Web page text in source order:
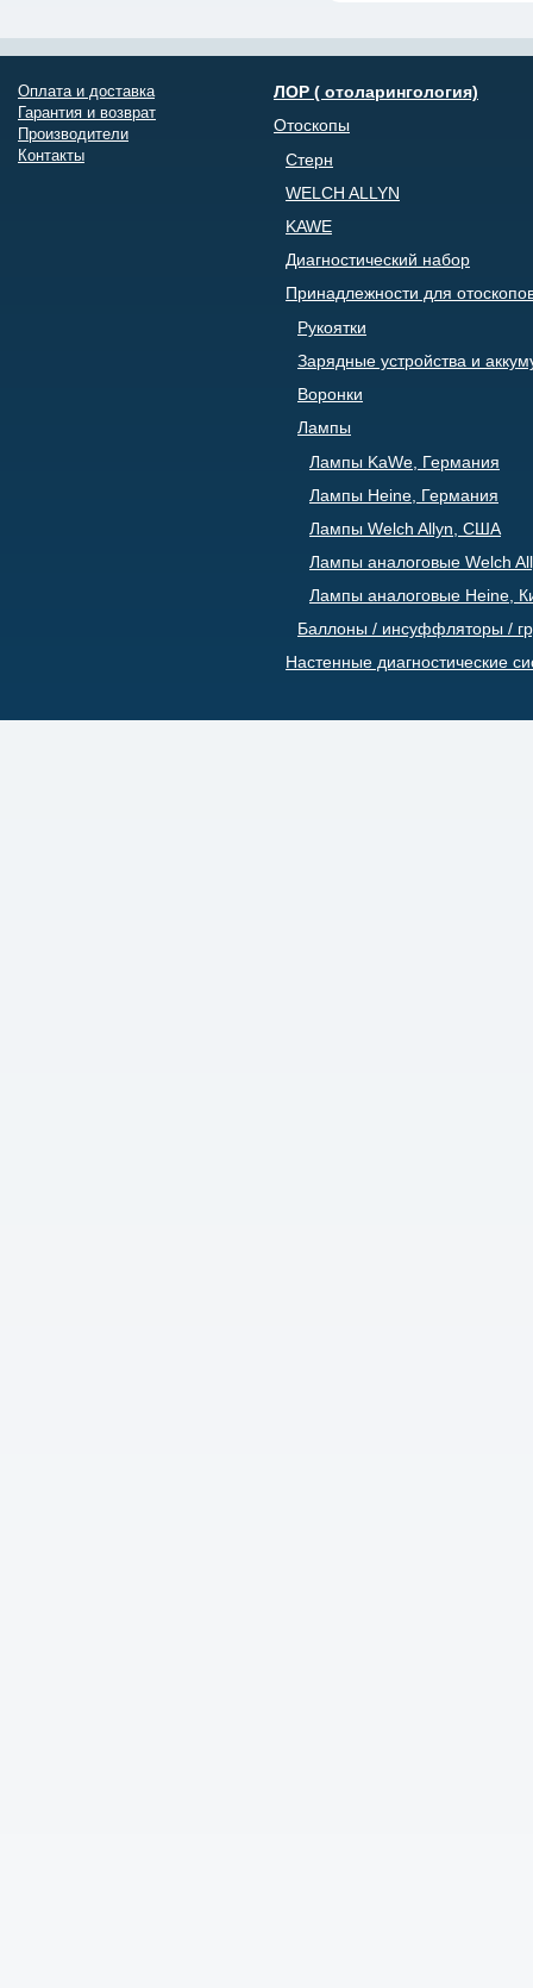
Оплата и доставка
Гарантия и возврат
Производители
Контакты
ЛОР ( отоларингология)
Отоскопы
Стерн
WELCH ALLYN
KAWE
Диагностический набор
Принадлежности для
Рукоятки
Зарядные устройства и
Воронки
Лампы
Лампы KaWe, Германия
Лампы Heine, Германия
Лампы Welch Allyn, США
Лампы аналоговые Welch
Лампы аналоговые Heine,
Баллоны / инсуффляторы /
Настенные диагностические